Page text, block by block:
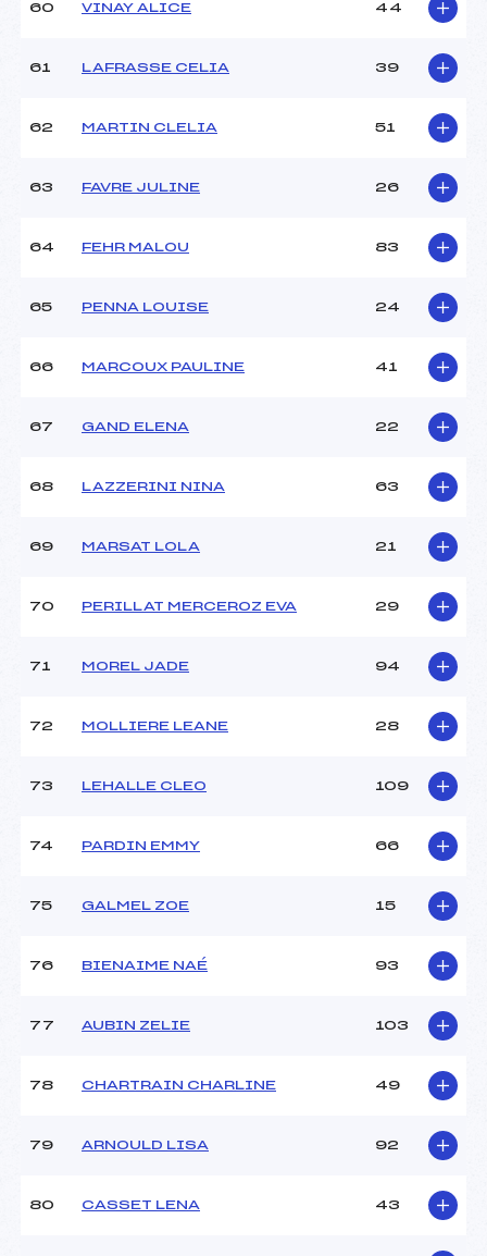
60 VINAY ALICE 44
61 LAFRASSE CELIA 39
62 MARTIN CLELIA 51
63 FAVRE JULINE 26
64 FEHR MALOU 83
65 PENNA LOUISE 24
66 MARCOUX PAULINE 41
67 GAND ELENA 22
68 LAZZERINI NINA 63
69 MARSAT LOLA 21
70 PERILLAT MERCEROZ EVA 29
71 MOREL JADE 94
72 MOLLIERE LEANE 28
73 LEHALLE CLEO 109
74 PARDIN EMMY 66
75 GALMEL ZOE 15
76 BIENAIME NAÉ 93
77 AUBIN ZELIE 103
78 CHARTRAIN CHARLINE 49
79 ARNOULD LISA 92
80 CASSET LENA 43